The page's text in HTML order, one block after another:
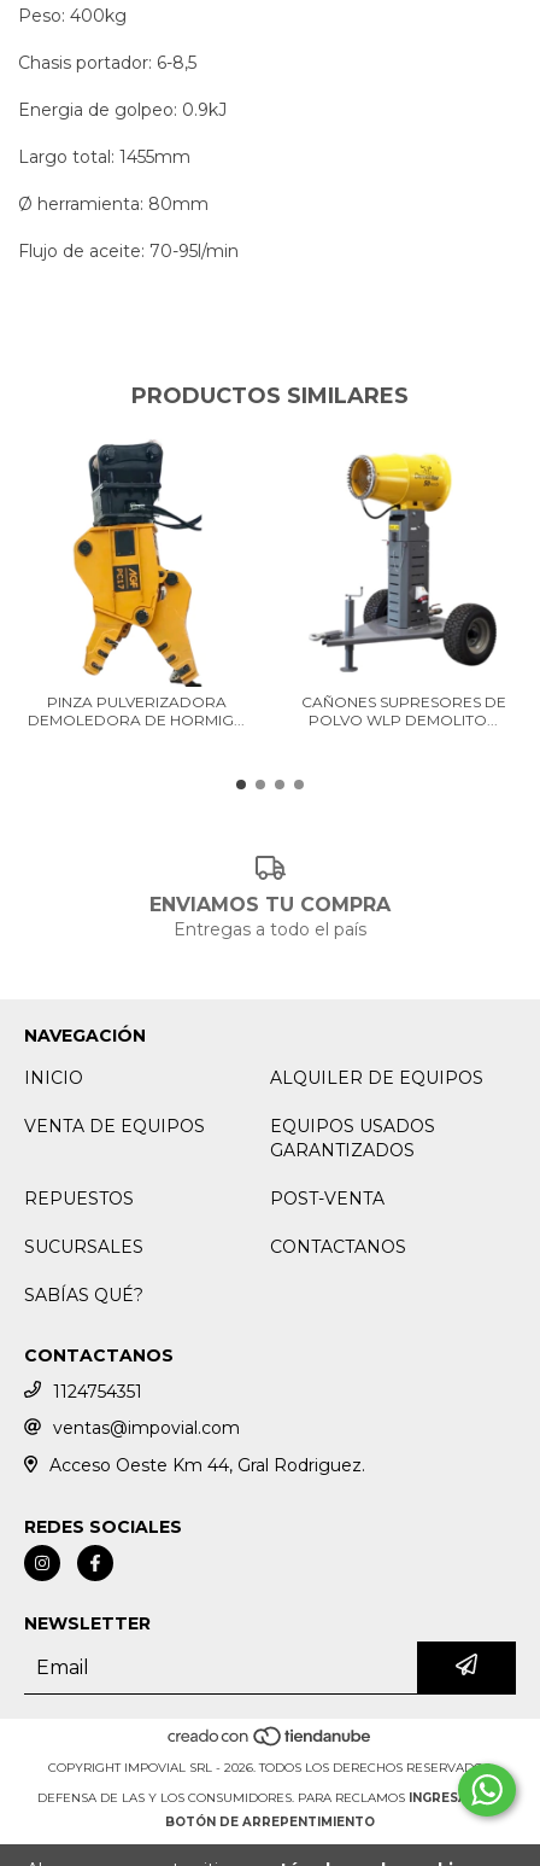
Peso: 400kg
Chasis portador: 6-8,5
Energia de golpeo: 0.9kJ
Largo total: 1455mm
Ø herramienta: 80mm
Flujo de aceite: 70-95l/min
PRODUCTOS SIMILARES
PINZA PULVERIZADORA
DEMOLEDORA DE HORMIG...
CAÑONES SUPRESORES DE
POLVO WLP DEMOLITO...
ENVIAMOS TU COMPRA
Entregas a todo el país
NAVEGACIÓN
INICIO
ALQUILER DE EQUIPOS
VENTA DE EQUIPOS
EQUIPOS USADOS
GARANTIZADOS
REPUESTOS POST-VENTA
SUCURSALES CONTACTANOS
SABÍAS QUÉ?
CONTACTANOS
1124754351
ventas@impovial.com
Acceso Oeste Km 44, Gral Rodriguez.
REDES SOCIALES
NEWSLETTER
COPYRIGHT IMPOVIAL SRL - 2026. TODOS LOS DERECHOS RESERVADOS.
DEFENSA DE LAS Y LOS CONSUMIDORES. PARA RECLAMOS
INGRESÁ ACÁ.
BOTÓN DE ARREPENTIMIENTO